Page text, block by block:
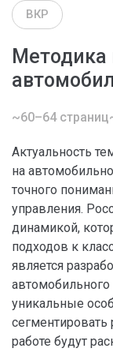
ВКР
Методика
~60–64 страниц
Актуальность
на
точного
управления.
динамикой,
подходов к
является
уникальные
работе будут